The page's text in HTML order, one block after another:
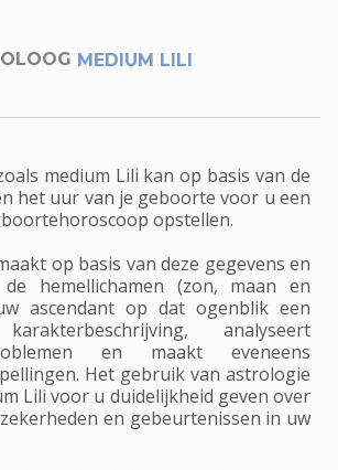
MEDIUM LILI
medium Lili kan op basis van de
het uur van je geboorte voor u een
opstellen.
op basis van deze gegevens en
hemellichamen (zon, maan en
ascendant op dat ogenblik een
analyseert
en maakt eveneens
Het gebruik van astrologie
Lili voor u duidelijkheid geven over
en gebeurtenissen in uw